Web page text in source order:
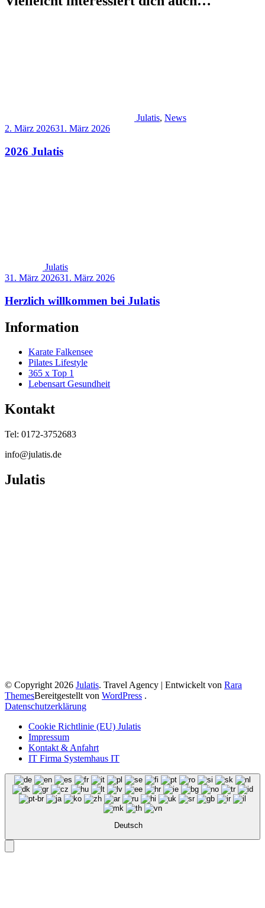
Julatis, News
2. März 202631. März 2026
2026 Julatis
Julatis
31. März 202631. März 2026
Herzlich willkommen bei Julatis
Information
Karate Falkensee
Pilates Lifestyle
365 x Top 1
Lebensart Gesundheit
Kontakt
Tel: 0172-3752683
info@julatis.de
Julatis
© Copyright 2026 Julatis. Travel Agency | Entwickelt von Rara
ThemesBereitgestellt von WordPress .
Datenschutzerklärung
Cookie Richtlinie (EU) Julatis
Impressum
Kontakt & Anfahrt
IT Firma Systemhaus IT
Deutsch